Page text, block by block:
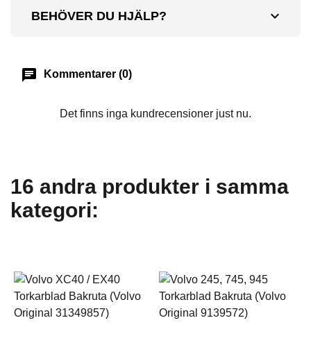
expand_more
BEHÖVER DU HJÄLP?
chat Kommentarer (0)
Det finns inga kundrecensioner just nu.
16 andra produkter i samma
kategori: